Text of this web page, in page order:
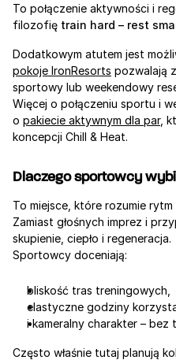
To połączenie aktywności i
filozofię train hard – rest
pokoje IronResorts pozwalają
sportowy lub weekendowy
Więcej o połączeniu sportu i
o pakiecie aktywnym dla par,
koncepcji Chill & Heat.
Dlaczego sportowcy
To miejsce, które rozumie
Zamiast głośnych imprez i
skupienie, ciepło i regeneracja.
Sportowcy doceniają:
bliskość tras treningowych,
elastyczne godziny
i kameralny charakter – bez
Często właśnie tutaj planują